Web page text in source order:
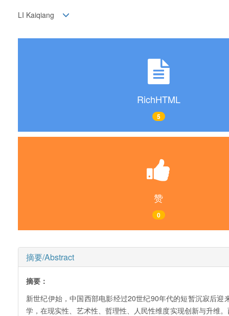
LI Kaiqiang
RichHTML
5
赞
0
摘要/Abstract
摘要：
新世纪伊始，中国西部电影经过20世纪90年代的短暂沉寂后
学，在现实性、艺术性、哲理性、人民性维度实现创新与升维